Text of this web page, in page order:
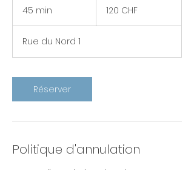
45 min
n
suisses
120 CHF
Rue du Nord 1
Réserver
Politique d'annulation